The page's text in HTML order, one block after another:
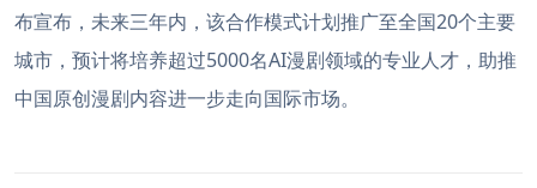
布宣布，未来三年内，该合作模式计划推广至全国20个主要
城市，预计将培养超过5000名AI漫剧领域的专业人才，助推
中国原创漫剧内容进一步走向国际市场。